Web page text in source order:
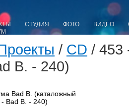
СТУДИЯ ФОТО ВИДЕО
/ CD / 453
B. - 240)
Bad B. (каталожный
Bad B. - 240)